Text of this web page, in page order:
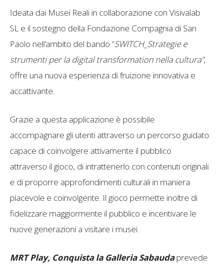
Ideata dai Musei Reali in collaborazione con Visivalab
SL e il sostegno della Fondazione Compagnia di San
Paolo nell’ambito del bando “SWITCH_Strategie e
strumenti per la digital transformation nella cultura”,
offre una nuova esperienza di fruizione innovativa e
accattivante.
Grazie a questa applicazione è possibile
accompagnare gli utenti attraverso un percorso guidato
capace di coinvolgere attivamente il pubblico
attraverso il gioco, di intrattenerlo con contenuti originali
e di proporre approfondimenti culturali in maniera
piacevole e coinvolgente. Il gioco permette inoltre di
fidelizzare maggiormente il pubblico e incentivare le
nuove generazioni a visitare i musei.
MRT Play, Conquista la Galleria Sabaudaprevede